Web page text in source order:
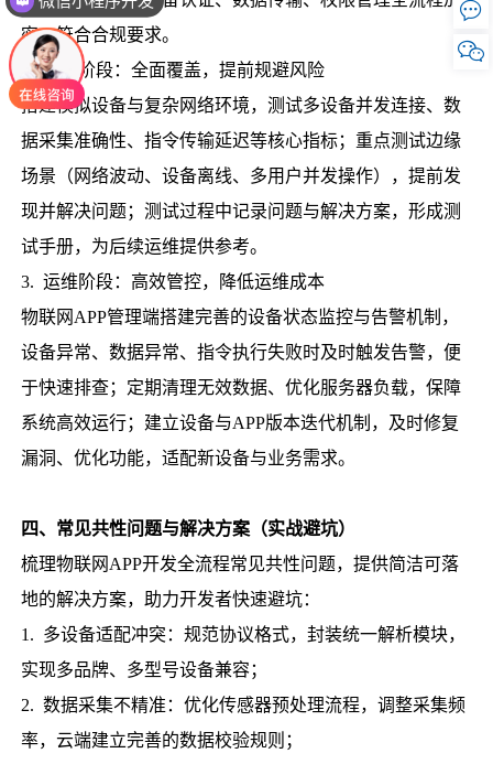
密，符合合规要求。
2. 测试阶段：全面覆盖，提前规避风险
搭建模拟设备与复杂网络环境，测试多设备并发连接、数
据采集准确性、指令传输延迟等核心指标；重点测试边缘
场景（网络波动、设备离线、多用户并发操作），提前发
现并解决问题；测试过程中记录问题与解决方案，形成测
试手册，为后续运维提供参考。
3. 运维阶段：高效管控，降低运维成本
物联网APP管理端搭建完善的设备状态监控与告警机制，
设备异常、数据异常、指令执行失败时及时触发告警，便
于快速排查；定期清理无效数据、优化服务器负载，保障
系统高效运行；建立设备与APP版本迭代机制，及时修复
漏洞、优化功能，适配新设备与业务需求。
四、常见共性问题与解决方案（实战避坑）
梳理物联网APP开发全流程常见共性问题，提供简洁可落
地的解决方案，助力开发者快速避坑：
1. 多设备适配冲突：规范协议格式，封装统一解析模块，
实现多品牌、多型号设备兼容；
2. 数据采集不精准：优化传感器预处理流程，调整采集频
率，云端建立完善的数据校验规则；

